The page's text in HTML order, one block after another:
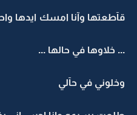
قآطعتها وآنا امسك ايدها
... خلاوها في حالها ...
وخلوني في حآلي